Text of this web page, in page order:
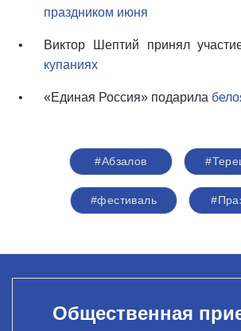
праздником июня
Виктор Шептий принял
купаниях
«Единая Россия» подарила
#Абзалов
#фестиваль
Общественная